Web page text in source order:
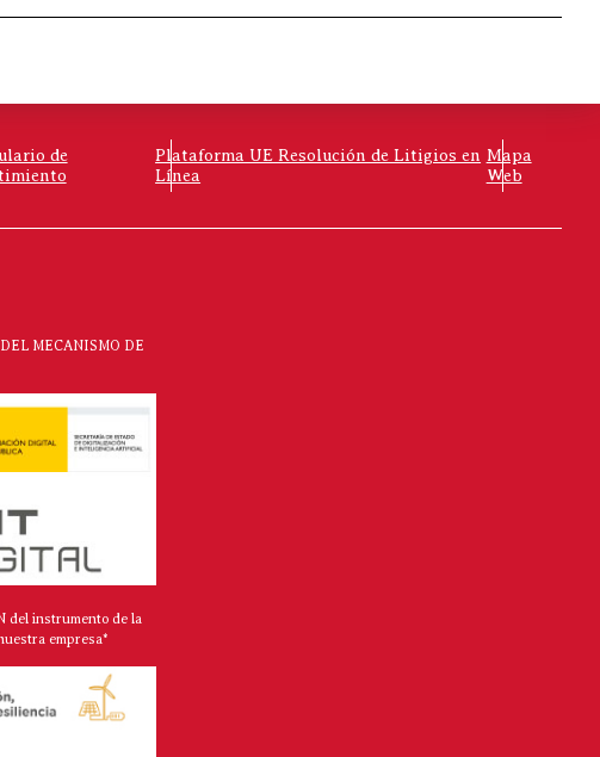
de
Plataforma UE Resolución de Litigios en
Línea
Mapa
Web
MECANISMO DE
del instrumento de la
empresa*